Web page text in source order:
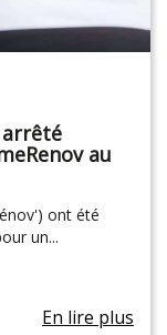
arrêté
au
ont été
un...
En lire plus